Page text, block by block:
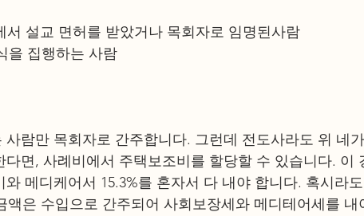
서 설교 면허를 받았거나 목회자로 임명된사람
을 집행하는 사람
사람만 목회자로 간주합니다. 그런데 전도사라도 위 네
면, 사례비에서 주택보조비를 할당할 수 있습니다. 이
메디케어서 15.3%를 혼자서 다 내야 합니다. 혹시라
액은 수입으로 간주되어 사회보장세와 메디테어세를 내